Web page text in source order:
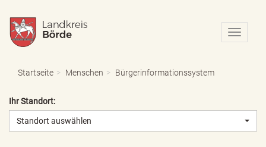
N
a
o
Startseite Menschen Bürgerinformationssystem
Ihr Standort:
Standort auswählen